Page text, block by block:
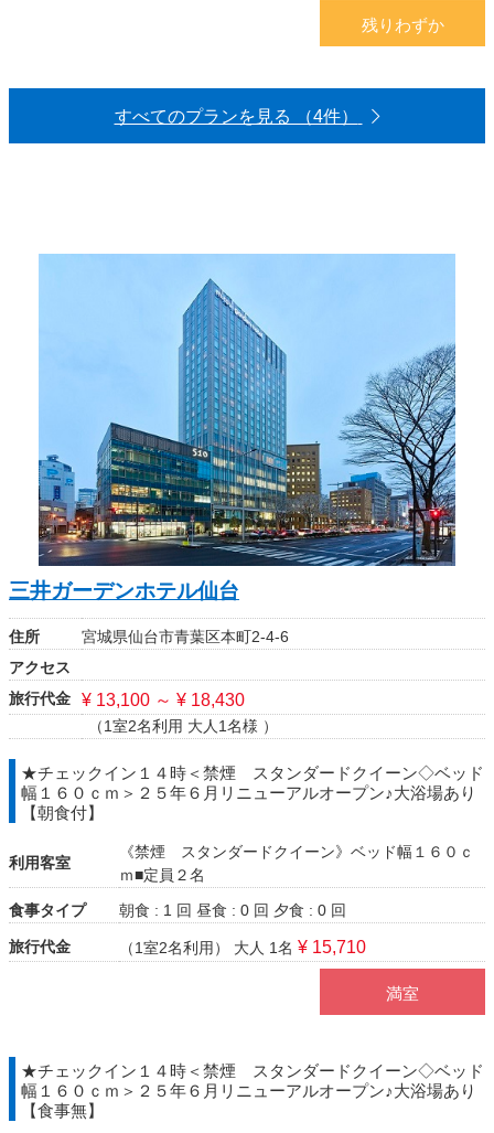
残りわずか
すべてのプランを見る （4件）
三井ガーデンホテル仙台
住所
宮城県仙台市青葉区本町2-4-6
アクセス
旅行代金
¥ 13,100 ～ ¥ 18,430
（1室2名利用 大人1名様 ）
★チェックイン１４時＜禁煙 スタンダードクイーン◇ベッド
幅１６０ｃｍ＞２５年６月リニューアルオープン♪大浴場あり
【朝食付】
利用客室
《禁煙 スタンダードクイーン》ベッド幅１６０ｃ
ｍ■定員２名
食事タイプ
朝食 : 1 回 昼食 : 0 回 夕食 : 0 回
旅行代金 （1室2名利用） 大人 1名 ¥ 15,710
満室
★チェックイン１４時＜禁煙 スタンダードクイーン◇ベッド
幅１６０ｃｍ＞２５年６月リニューアルオープン♪大浴場あり
【食事無】